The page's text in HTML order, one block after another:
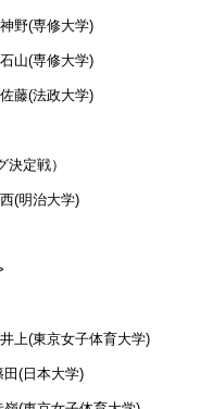
神野(専修大学)
石山(専修大学)
佐藤(法政大学)
決定戦）
西(明治大学)
井上(東京女子体育大学)
田 ( 日本大学)